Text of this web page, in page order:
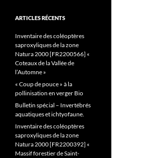
ARTICLES RÉCENTS
Inventaire des coléoptères
saproxyliques de la zone
Natura 2000 [FR2200566] «
Coteaux de la Vallée de
l’Automne »
« Coup de pouce » à la
pollinisation en verger Bio
Bulletin spécial – Invertébrés
aquatiques et ichtyofaune.
Inventaire des coléoptères
saproxyliques de la zone
Natura 2000 [FR2200392] «
Massif forestier de Saint-